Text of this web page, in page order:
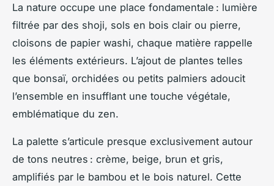
La nature occupe une place fondamentale : lumière
filtrée par des shoji, sols en bois clair ou pierre,
cloisons de papier washi, chaque matière rappelle
les éléments extérieurs. L’ajout de plantes telles
que bonsaï, orchidées ou petits palmiers adoucit
l’ensemble en insufflant une touche végétale,
emblématique du zen.
La palette s’articule presque exclusivement autour
de tons neutres : crème, beige, brun et gris,
amplifiés par le bambou et le bois naturel. Cette